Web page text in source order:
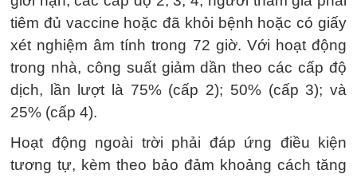
tiêm đủ vaccine hoặc đã khỏi bệnh hoặc có giấy
xét nghiệm âm tính trong 72 giờ. Với hoạt động
trong nhà, công suất giảm dần theo các cấp độ
dịch, lần lượt là 75% (cấp 2); 50% (cấp 3); và
25% (cấp 4).
Hoạt động ngoài trời phải đáp ứng điều kiện
tương tự, kèm theo bảo đảm khoảng cách tăng